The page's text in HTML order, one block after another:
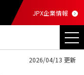
JPX企業情報
2026/04/13 更新